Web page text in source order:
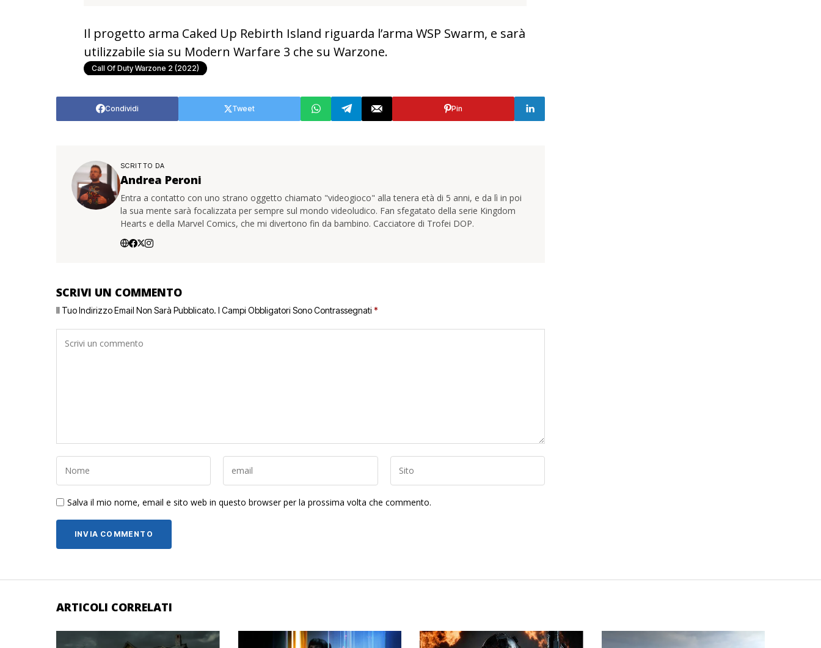
Il progetto arma Caked Up Rebirth Island riguarda l’arma WSP Swarm, e sarà
utilizzabile sia su Modern Warfare 3 che su Warzone.
Call Of Duty Warzone 2 (2022)
Condividi Tweet Pin
SCRITTO DA
Andrea Peroni
Entra a contatto con uno strano oggetto chiamato "videogioco" alla tenera età di 5 anni, e da lì in poi
la sua mente sarà focalizzata per sempre sul mondo videoludico. Fan sfegatato della serie Kingdom
Hearts e della Marvel Comics, che mi divertono fin da bambino. Cacciatore di Trofei DOP.
SCRIVI UN COMMENTO
Il Tuo Indirizzo Email Non Sarà Pubblicato. I Campi Obbligatori Sono Contrassegnati *
Salva il mio nome, email e sito web in questo browser per la prossima volta che commento.
ARTICOLI CORRELATI